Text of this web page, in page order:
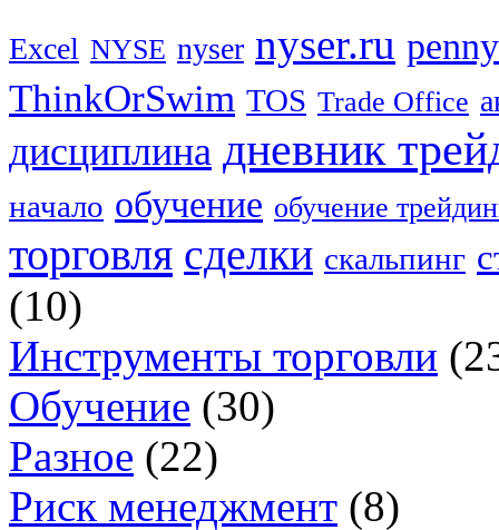
Excel NYSE nyser nyser.ru
ThinkOrSwim TOS Trade Office
дисциплина дневник
начало обучение обучение
торговля сделки скальпинг
(10)
Инструменты торговли
Обучение (30)
Разное (22)
Риск менеджмент (8)